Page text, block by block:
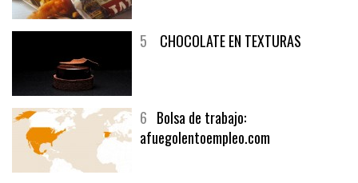
5 CHOCOLATE EN TEXTURAS
6 Bolsa de trabajo:
afuegolentoempleo.com